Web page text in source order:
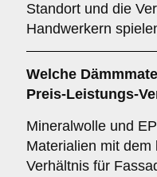
Standort und die
Handwerkern
Welche
Preis-Leistungs-
Mineralwolle und
Materialien mit
Verhältnis für